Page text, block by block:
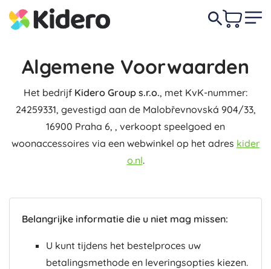
Algemene Voorwaarden
Het bedrijf Kidero Group s.r.o., met KvK-nummer:
24259331, gevestigd aan de Malobřevnovská 904/33,
16900 Praha 6, , verkoopt speelgoed en
woonaccessoires via een webwinkel op het adres kider
o.nl.
Belangrijke informatie die u niet mag missen:
U kunt tijdens het bestelproces uw
betalingsmethode en leveringsopties kiezen.